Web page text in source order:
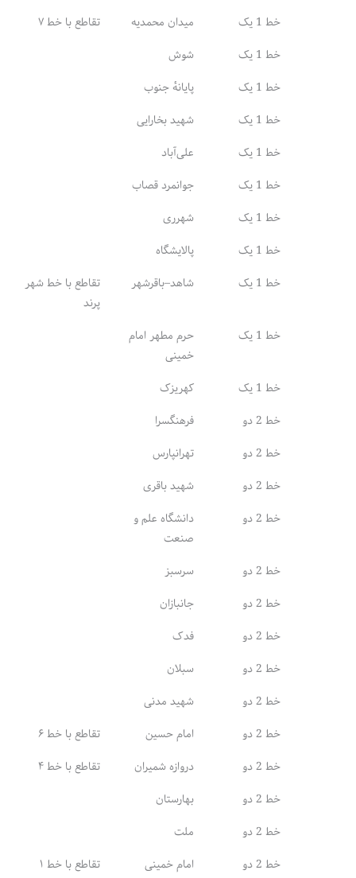
خط ۹
انشعاب خط ۱ (خط فرودگاه امام خمینی)
انشعاب خط ۴ (خط فرودگاه مهرآباد)
خط 1 یک میدان محمدیه
تقاطع با خط ۷
خط 1 یک
شوش
خط 1 یک
پایانهٔ جنوب
خط 1 یک
شهید بخارایی
خط 1 یک
علی‌آباد
خط 1 یک
جوانمرد قصاب
خط 1 یک
شهرری
خط 1 یک
پالایشگاه
خط 1 یک
شاهد–باقرشهر
تقاطع با خط شهر
پرند
خط 1 یک
حرم مطهر امام
خمینی
خط 1 یک
کهریزک
خط 2 دو
فرهنگسرا
خط 2 دو
تهرانپارس
خط 2 دو
شهید باقری
خط 2 دو
دانشگاه علم و
صنعت
خط 2 دو
سرسبز
خط 2 دو
جانبازان
خط 2 دو
فدک
خط 2 دو
سبلان
خط 2 دو
شهید مدنی
خط 2 دو
امام حسین
تقاطع با خط ۶
خط 2 دو
دروازه شمیران
تقاطع با خط ۴
خط 2 دو
بهارستان
خط 2 دو
ملت
خط 2 دو
امام خمینی
تقاطع با خط ۱